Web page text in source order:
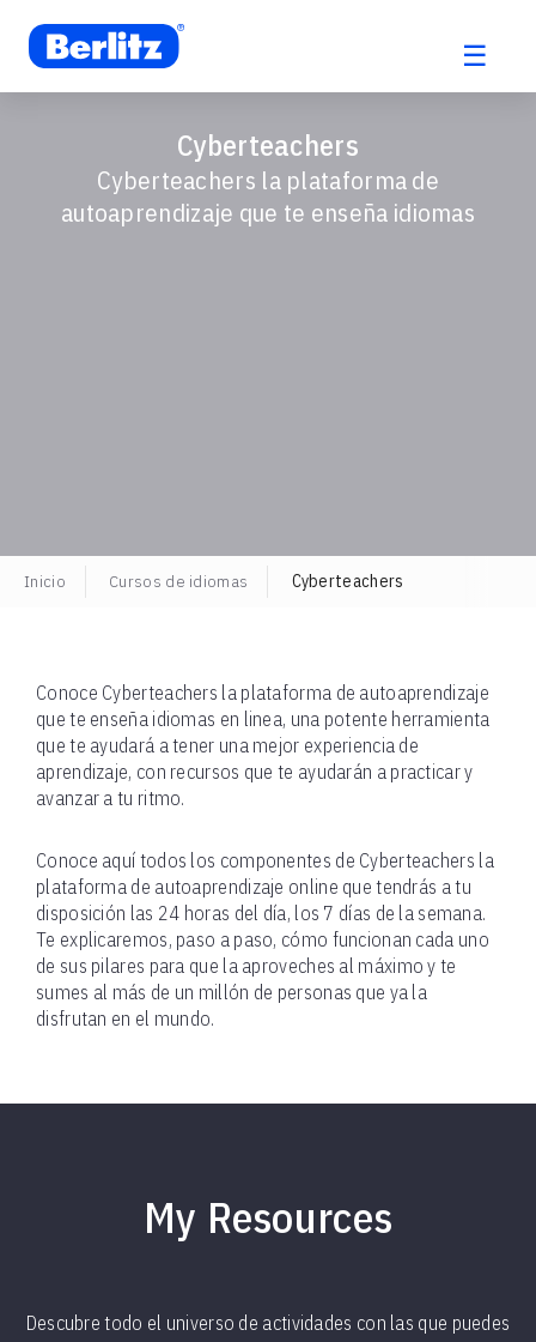
Saltar
☰
Cyberteachers
Cyberteachers la plataforma de
autoaprendizaje que te enseña idiomas
Inicio Cursos de idiomas Cyberteachers
Conoce Cyberteachers la plataforma de autoaprendizaje
que te enseña idiomas en linea, una potente herramienta
que te ayudará a tener una mejor experiencia de
aprendizaje, con recursos que te ayudarán a practicar y
avanzar a tu ritmo.
Conoce aquí todos los componentes de Cyberteachers la
plataforma de autoaprendizaje online que tendrás a tu
disposición las 24 horas del día, los 7 días de la semana.
Te explicaremos, paso a paso, cómo funcionan cada uno
de sus pilares para que la aproveches al máximo y te
sumes al más de un millón de personas que ya la
disfrutan en el mundo.
My Resources
Descubre todo el universo de actividades con las que puedes